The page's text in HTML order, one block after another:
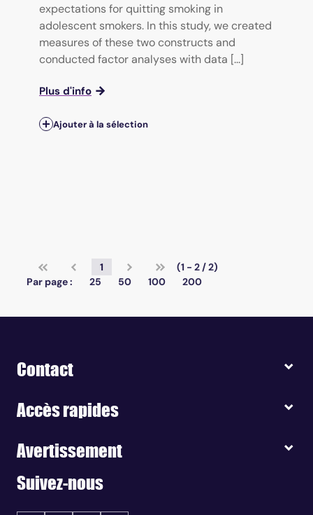
expectations for quitting smoking in
adolescent smokers. In this study, we created
measures of these two constructs and
conducted factor analyses with data [...]
Plus d'info
Ajouter à la sélection
1
(1 - 2 / 2)
Par page :
25 50 100 200
Contact
Accès rapides
Avertissement
Suivez-nous